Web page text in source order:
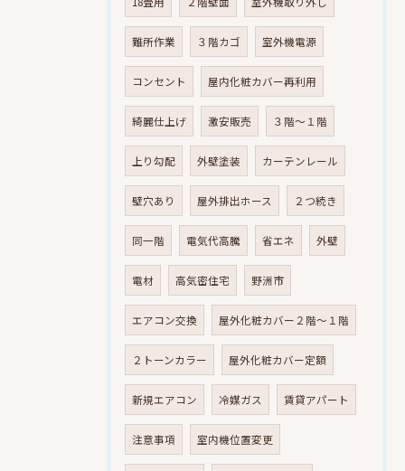
難所作業 ３階カゴ 室外機電源
コンセント 屋内化粧カバー再利用
綺麗仕上げ 激安販売 ３階～１階
上り勾配 外壁塗装 カーテンレール
壁穴あり 屋外排出ホース ２つ続き
同一階 電気代高騰 省エネ 外壁
電材 高気密住宅 野洲市
エアコン交換 屋外化粧カバー２階～１階
２トーンカラー 屋外化粧カバー定額
新規エアコン 冷媒ガス 賃貸アパート
注意事項 室内機位置変更